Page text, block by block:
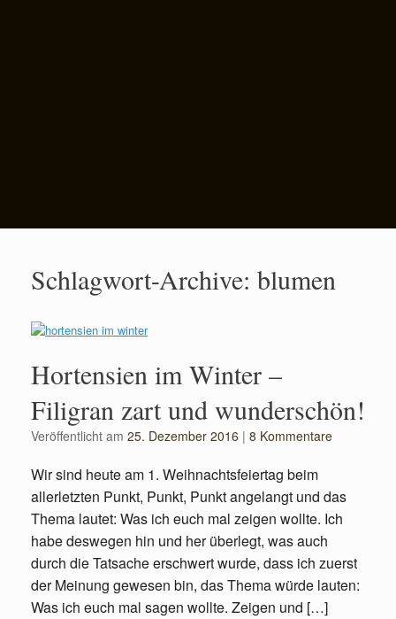
Schlagwort-Archive: blumen
Hortensien im Winter –
Filigran zart und wunderschön!
Veröffentlicht am 25. Dezember 2016 | 8 Kommentare
Wir sind heute am 1. Weihnachtsfeiertag beim
allerletzten Punkt, Punkt, Punkt angelangt und das
Thema lautet: Was ich euch mal zeigen wollte. Ich
habe deswegen hin und her überlegt, was auch
durch die Tatsache erschwert wurde, dass ich zuerst
der Meinung gewesen bin, das Thema würde lauten:
Was ich euch mal sagen wollte. Zeigen und […]